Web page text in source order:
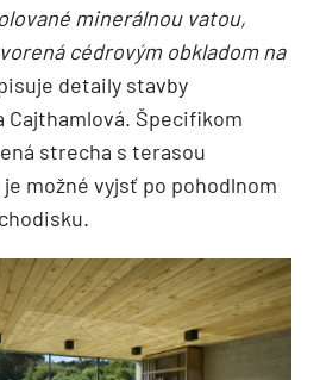
minerálnou vatou,
cédrovým obkladom na
detaily stavby
Špecifikom
strecha s terasou
možné vyjsť po pohodlnom